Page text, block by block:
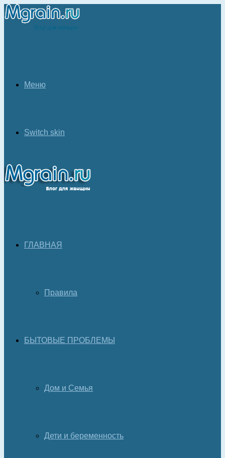
Меню
Switch skin
ГЛАВНАЯ
Правила
БЫТОВЫЕ ПРОБЛЕМЫ
Дом и Семья
Дети и беременность